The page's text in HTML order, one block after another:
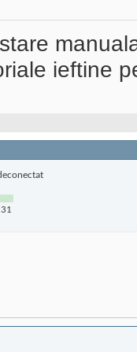
ieftine